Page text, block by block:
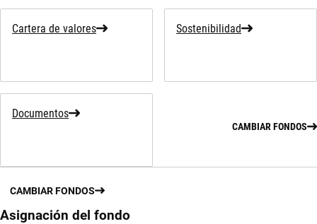
Cartera de valores Sostenibilidad
Documentos
CAMBIAR FONDOS
CAMBIAR FONDOS
Asignación del fondo